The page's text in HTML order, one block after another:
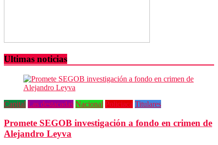
Ultimas noticias
Capital Las destacadas Nacional Policiaca Titulares
Promete SEGOB investigación a fondo en crimen de
Alejandro Leyva